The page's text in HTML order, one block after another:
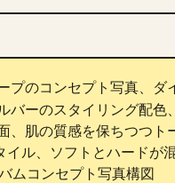
プのコンセプト写真、ダ
バーのスタイリング配
、肌の質感を保ちつつト
、ソフトとハードが混
ムコンセプト写真構図